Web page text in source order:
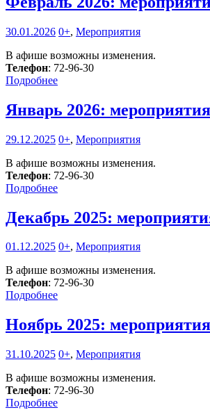
30.01.2026 0+, Мероприятия
В афише возможны изменения.
Телефон: 72-96-30
Подробнее
Январь 2026: мероприятия
29.12.2025 0+, Мероприятия
В афише возможны изменения.
Телефон: 72-96-30
Подробнее
Декабрь 2025:
01.12.2025 0+, Мероприятия
В афише возможны изменения.
Телефон: 72-96-30
Подробнее
Ноябрь 2025: мероприятия
31.10.2025 0+, Мероприятия
В афише возможны изменения.
Телефон: 72-96-30
Подробнее